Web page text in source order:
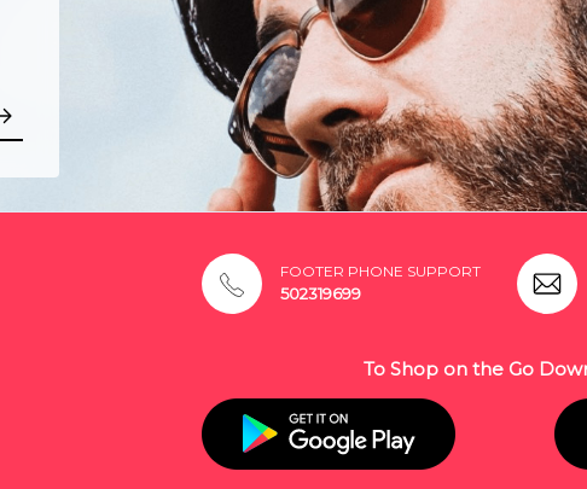
FOOTER PHONE SUPPORT
502319699
To Shop on the Go